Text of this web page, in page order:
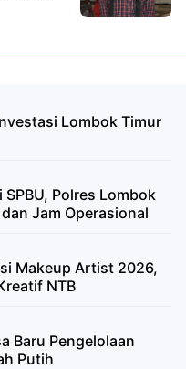
Lombok Timur
Polres Lombok
Jam Operasional
Makeup Artist 2026,
NTB
Baru Pengelolaan
Putih